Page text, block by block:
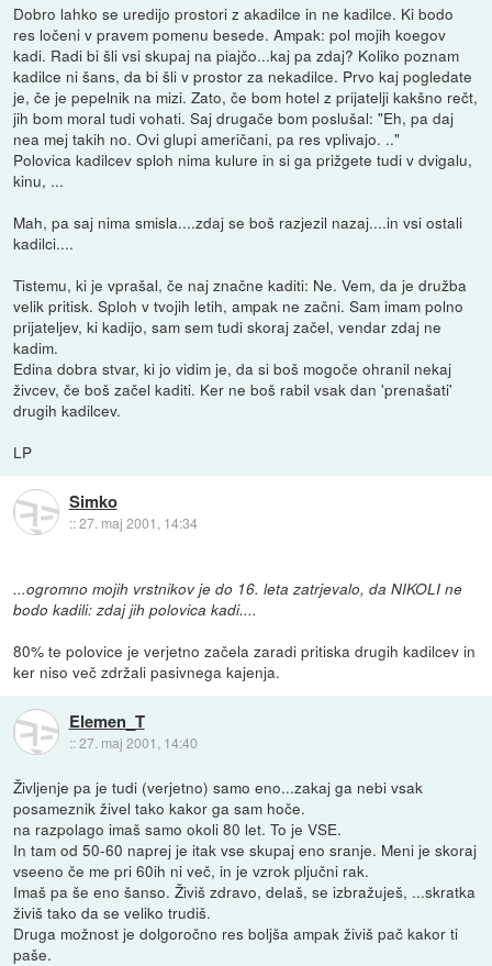
Dobro lahko se uredijo prostori z akadilce in ne kadilce. Ki bodo
res ločeni v pravem pomenu besede. Ampak: pol mojih koegov
kadi. Radi bi šli vsi skupaj na piajčo...kaj pa zdaj? Koliko poznam
kadilce ni šans, da bi šli v prostor za nekadilce. Prvo kaj pogledate
je, če je pepelnik na mizi. Zato, če bom hotel z prijatelji kakšno rečt,
jih bom moral tudi vohati. Saj drugače bom poslušal: "Eh, pa daj
nea mej takih no. Ovi glupi američani, pa res vplivajo. .."
Polovica kadilcev sploh nima kulure in si ga prižgete tudi v dvigalu,
kinu, ...
Mah, pa saj nima smisla....zdaj se boš razjezil nazaj....in vsi ostali
kadilci....
Tistemu, ki je vprašal, če naj značne kaditi: Ne. Vem, da je družba
velik pritisk. Sploh v tvojih letih, ampak ne začni. Sam imam polno
prijateljev, ki kadijo, sam sem tudi skoraj začel, vendar zdaj ne
kadim.
Edina dobra stvar, ki jo vidim je, da si boš mogoče ohranil nekaj
živcev, če boš začel kaditi. Ker ne boš rabil vsak dan 'prenašati'
drugih kadilcev.
LP
Simko
::27. maj 2001, 14:34
...ogromno mojih vrstnikov je do 16. leta zatrjevalo, da NIKOLI ne
bodo kadili: zdaj jih polovica kadi....
80% te polovice je verjetno začela zaradi pritiska drugih kadilcev in
ker niso več zdržali pasivnega kajenja.
Elemen_T
::27. maj 2001, 14:40
Življenje pa je tudi (verjetno) samo eno...zakaj ga nebi vsak
posameznik živel tako kakor ga sam hoče.
na razpolago imaš samo okoli 80 let. To je VSE.
In tam od 50-60 naprej je itak vse skupaj eno sranje. Meni je skoraj
vseeno če me pri 60ih ni več, in je vzrok pljučni rak.
Imaš pa še eno šanso. Živiš zdravo, delaš, se izbražuješ, ...skratka
živiš tako da se veliko trudiš.
Druga možnost je dolgoročno res boljša ampak živiš pač kakor ti
paše.